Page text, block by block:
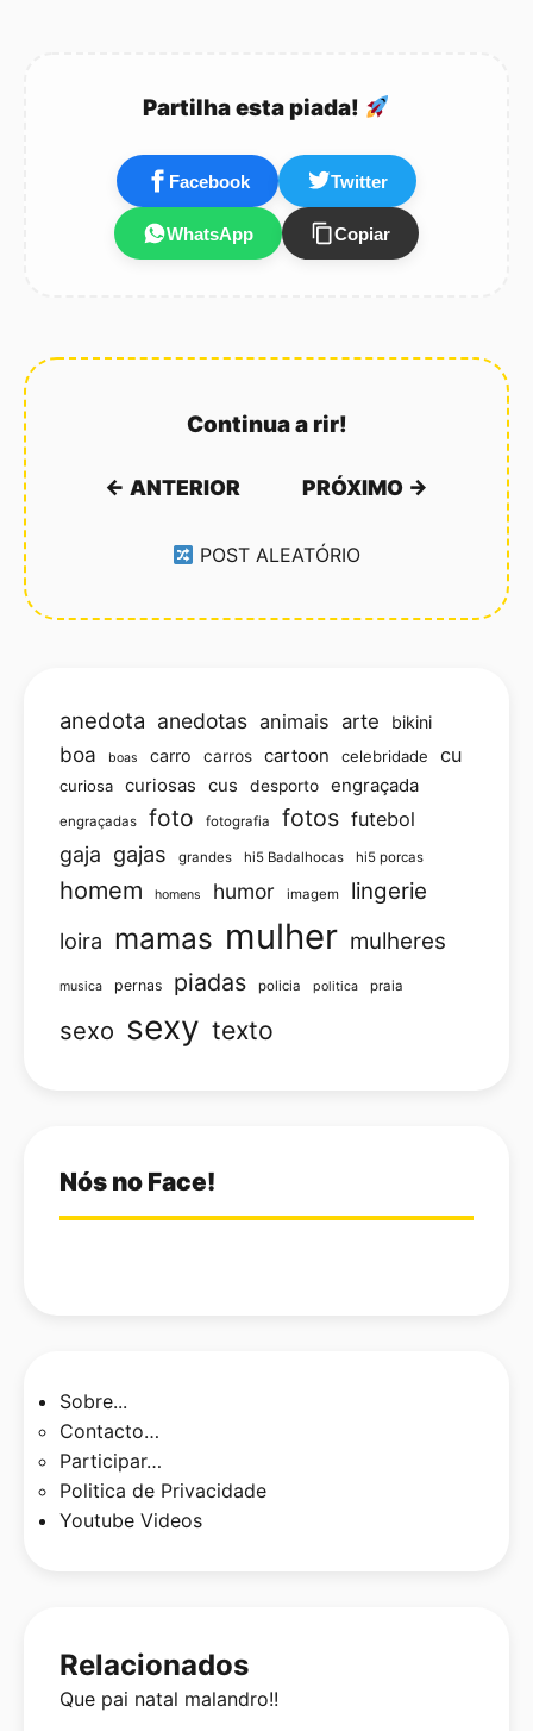
Partilha esta piada!
Facebook Twitter
WhatsApp Copiar
Continua a rir!
← ANTERIOR PRÓXIMO →
POST ALEATÓRIO
anedota anedotas animais arte bikini
boa boas carro carros cartoon celebridade cu
curiosa curiosas cus desporto engraçada
engraçadas foto fotografia fotos futebol
gaja gajas grandes hi5 Badalhocas hi5 porcas
homem homens humor imagem lingerie
loira mamas mulher mulheres
musica pernas piadas policia politica praia
sexo sexy texto
Nós no Face!
Sobre...
Contacto…
Participar…
Politica de Privacidade
Youtube Videos
Relacionados
Que pai natal malandro!!